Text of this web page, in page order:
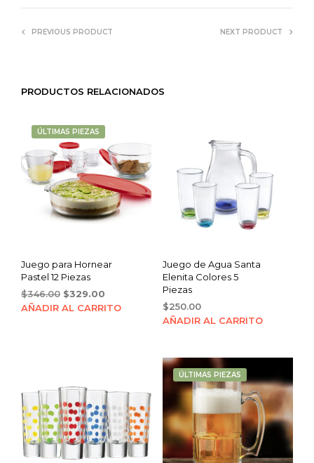
PREVIOUS PRODUCT NEXT PRODUCT
PRODUCTOS RELACIONADOS
ÚLTIMAS PIEZAS
Juego para Hornear
Pastel 12 Piezas
$346.00 Original
price
$329.00
price
AÑADIR AL CARRITO
Juego de Agua Santa
Elenita Colores 5
Piezas
$250.00
AÑADIR AL CARRITO
ÚLTIMAS PIEZAS